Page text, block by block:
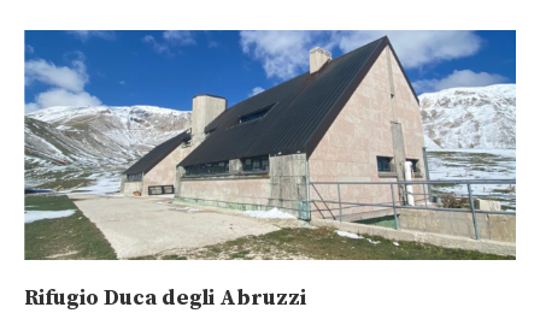
Rifugio Duca degli Abruzzi